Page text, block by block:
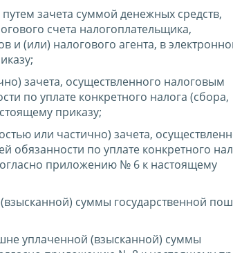
зачета суммой денежных средств,
счета налогоплательщика,
и (или) налогового агента, в
зачета, осуществленного налоговым
по уплате конкретного налога (сбора,
приказу;
или частично) зачета,
обязанности по уплате конкретного
приложению № 6 к настоящему
суммы государственной
уплаченной (взысканной) суммы